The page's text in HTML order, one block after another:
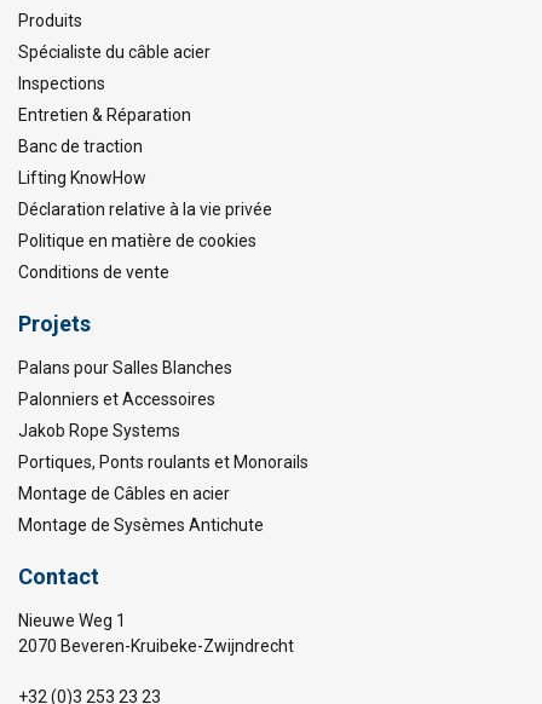
Produits
Spécialiste du câble acier
Inspections
Entretien & Réparation
Banc de traction
Lifting KnowHow
Déclaration relative à la vie privée
Politique en matière de cookies
Conditions de vente
Projets
Palans pour Salles Blanches
Palonniers et Accessoires
Jakob Rope Systems
Portiques, Ponts roulants et Monorails
Montage de Câbles en acier
Montage de Sysèmes Antichute
Contact
Nieuwe Weg 1
2070 Beveren-Kruibeke-Zwijndrecht
+32 (0)3 253 23 23